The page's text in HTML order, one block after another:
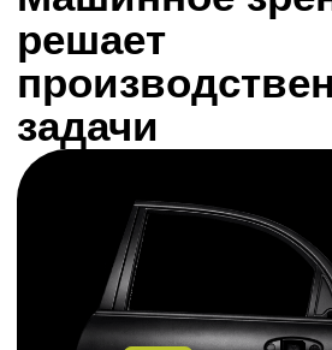
Идентификация
параметров
Автоматическое распознавание и
сортировка объектов по
заданным визуальным
параметрам